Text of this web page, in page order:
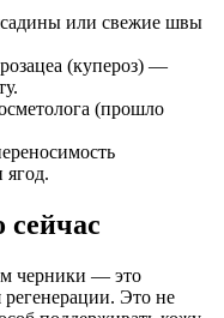
или свежие швы
(купероз) —
(прошло
сейчас
черники — это
Это не